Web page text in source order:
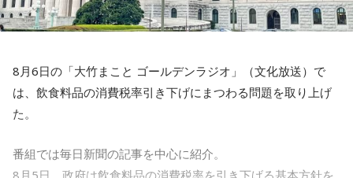
スト」。採用されたリスナーには“旨～い”ラーメン1ケースを
プレゼントする。
最終日28日（金）は、「M-1グランプリ2022」王者ウエスト
ランドがおよそ2年ぶりに『ビバリー昼ズ』に登場。毒舌漫才
と軽快なトークでお馴染みのウエストランドだが、副鼻腔炎
トークにも期待が高まる。ウエストランドと高田文夫、今回
8月6日の「大竹まこと ゴールデンラジオ」（文化放送）で
は、飲食料品の消費税率引き下げにまつわる問題を取り上げ
た。
番組では毎日新聞の記事を中心に紹介。